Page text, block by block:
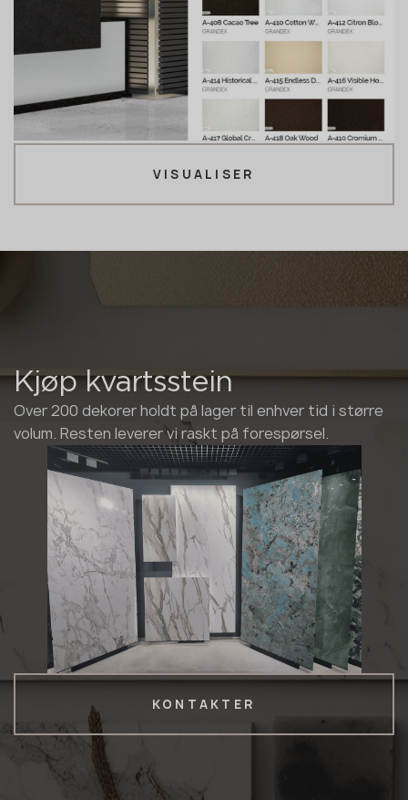
VISUALISER
Kjøp kvartsstein
Over 200 dekorer holdt på lager til enhver tid i større
volum. Resten leverer vi raskt på forespørsel.
KONTAKTER